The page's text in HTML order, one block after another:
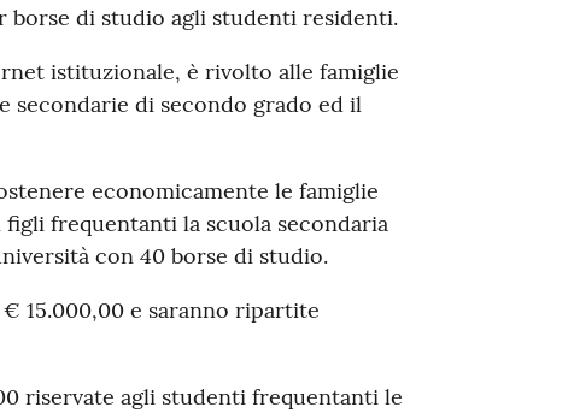
borse di studio agli studenti residenti.
istituzionale, è rivolto alle famiglie
di secondo grado ed il
economicamente le famiglie
frequentanti la scuola secondaria
con 40 borse di studio.
15.000,00 e saranno ripartite
riservate agli studenti frequentanti le